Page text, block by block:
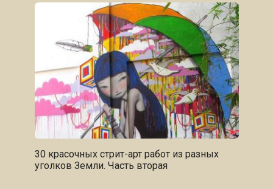
30 красочных стрит-арт работ из разных
уголков Земли. Часть вторая